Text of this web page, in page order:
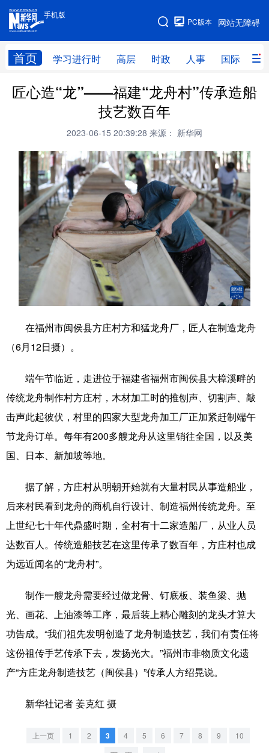
手机版
网站无障碍
PC版本
首页 学习进行时 高层 时政 人事 国际 财
手机版
网站地图
学习进行时 高层 时政 人事
财经 网评
全球连线
科技 科创 量子 体育
文化 书画 健康 军事
访谈 视频 图片 政务
法律 中央文件 金融 汽车
食品 人居 信息化 数字经济
学术中国 乡村振兴 溯源中国
彩票
文化产业
地方频道
辽宁 吉林 上海 江苏
浙江 安徽 福建 江西
山东 河南 湖北 湖南
广东 广西
四川 贵州 云南 西藏
陕西 甘肃 青海 宁夏
Русский язык 日本語 한국어
匠心造“龙”——福建“龙舟村”传承造船
技艺数百年
2023-06-15 20:39:28 来源： 新华网
在福州市闽侯县方庄村方和猛龙舟厂，匠人在制造龙舟
（6月12日摄）。
端午节临近，走进位于福建省福州市闽侯县大樟溪畔的
传统龙舟制作村方庄村，木材加工时的推刨声、切割声、敲
击声此起彼伏，村里的四家大型龙舟加工厂正加紧赶制端午
节龙舟订单。每年有200多艘龙舟从这里销往全国，以及美
国、日本、新加坡等地。
据了解，方庄村从明朝开始就有大量村民从事造船业，
后来村民看到龙舟的商机自行设计、制造福州传统龙舟。至
上世纪七十年代鼎盛时期，全村有十二家造船厂，从业人员
达数百人。传统造船技艺在这里传承了数百年，方庄村也成
为远近闻名的“龙舟村”。
制作一艘龙舟需要经过做龙骨、钉底板、装鱼梁、抛
光、画花、上油漆等工序，最后装上精心雕刻的龙头才算大
功告成。“我们祖先发明创造了龙舟制造技艺，我们有责任将
这份祖传手艺传承下去，发扬光大。”福州市非物质文化遗
产“方庄龙舟制造技艺（闽侯县）”传承人方绍晃说。
新华社记者 姜克红 摄
上一页 1 2 3 4 5 6 7 8 9
10